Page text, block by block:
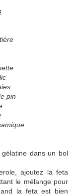
pin
dans un bol
ajoutez la feta
le mélange pour
la feta est bien